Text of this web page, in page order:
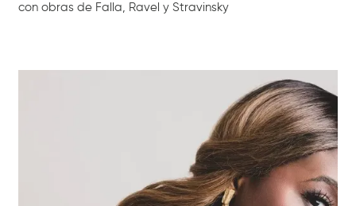
con obras de Falla, Ravel y Stravinsky